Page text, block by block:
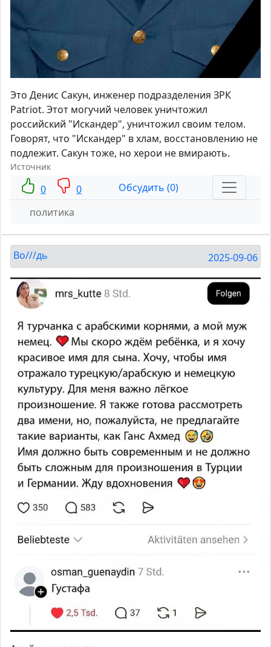
Это Денис Сакун, инженер подразделения ЗРК
Patriot. Этот могучий человек уничтожил
российский "Искандер", уничтожил своим телом.
Говорят, что "Искандер" в хлам, восстановлению не
подлежит. Сакун тоже, но херои не вмирають.
Источник
0 0
Обсудить (0)
политика
Во///дь 2025-09-06